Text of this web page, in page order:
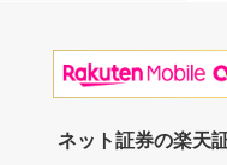
ネット証券の楽天